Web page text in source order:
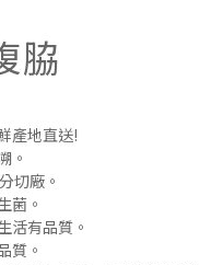
脇
產地直送!
。
切廠。
菌。
活有品質。
質。